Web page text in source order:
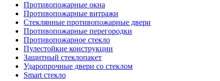
Противопожарные окна
Противопожарные витражи
Стеклянные противопожарные двери
Противопожарные перегородки
Противопожарное стекло
Пулестойкие конструкции
Защитный стеклопакет
Ударопрочные двери со стеклом
Smart стекло